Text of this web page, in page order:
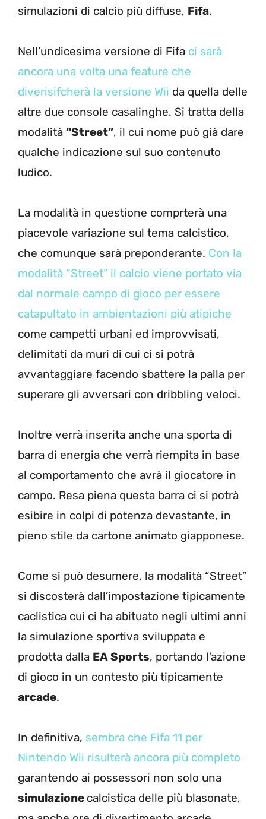
simulazioni di calcio più diffuse, Fifa.
Nell’undicesima versione di Fifa ci sarà
ancora una volta una feature che
diverisifcherà la versione Wii da quella delle
altre due console casalinghe. Si tratta della
modalità “Street”, il cui nome può già dare
qualche indicazione sul suo contenuto
ludico.
La modalità in questione comprterà una
piacevole variazione sul tema calcistico,
che comunque sarà preponderante. Con la
modalità “Street” il calcio viene portato via
dal normale campo di gioco per essere
catapultato in ambientazioni più atipiche
come campetti urbani ed improvvisati,
delimitati da muri di cui ci si potrà
avvantaggiare facendo sbattere la palla per
superare gli avversari con dribbling veloci.
Inoltre verrà inserita anche una sporta di
barra di energia che verrà riempita in base
al comportamento che avrà il giocatore in
campo. Resa piena questa barra ci si potrà
esibire in colpi di potenza devastante, in
pieno stile da cartone animato giapponese.
Come si può desumere, la modalità “Street”
si discosterà dall’impostazione tipicamente
caclistica cui ci ha abituato negli ultimi anni
la simulazione sportiva sviluppata e
prodotta dalla EA Sports, portando l’azione
di gioco in un contesto più tipicamente
arcade.
In definitiva, sembra che Fifa 11 per
Nintendo Wii risulterà ancora più completo
garantendo ai possessori non solo una
simulazione calcistica delle più blasonate,